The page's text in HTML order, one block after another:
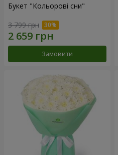
Букет "Кольорові сни"
3 799 грн
Замовити